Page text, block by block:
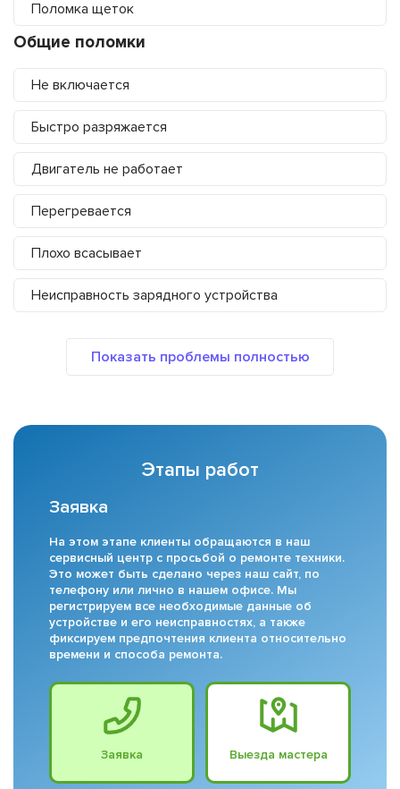
Поломка щеток
Общие поломки
Не включается
Быстро разряжается
Двигатель не работает
Перегревается
Плохо всасывает
Неисправность зарядного устройства
Этапы работ
Заявка
На этом этапе клиенты обращаются в наш
сервисный центр с просьбой о ремонте техники.
Это может быть сделано через наш сайт, по
телефону или лично в нашем офисе. Мы
регистрируем все необходимые данные об
устройстве и его неисправностях, а также
фиксируем предпочтения клиента относительно
времени и способа ремонта.
Заявка Выезда мастера